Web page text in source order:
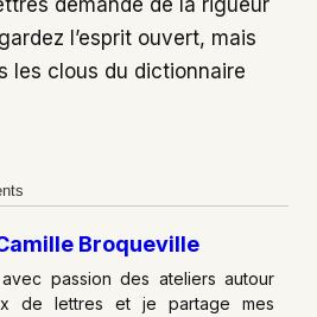
demande de la rigueur
l’esprit ouvert, mais
les clous du dictionnaire
Broqueville
avec passion des ateliers autour
de lettres et je partage mes